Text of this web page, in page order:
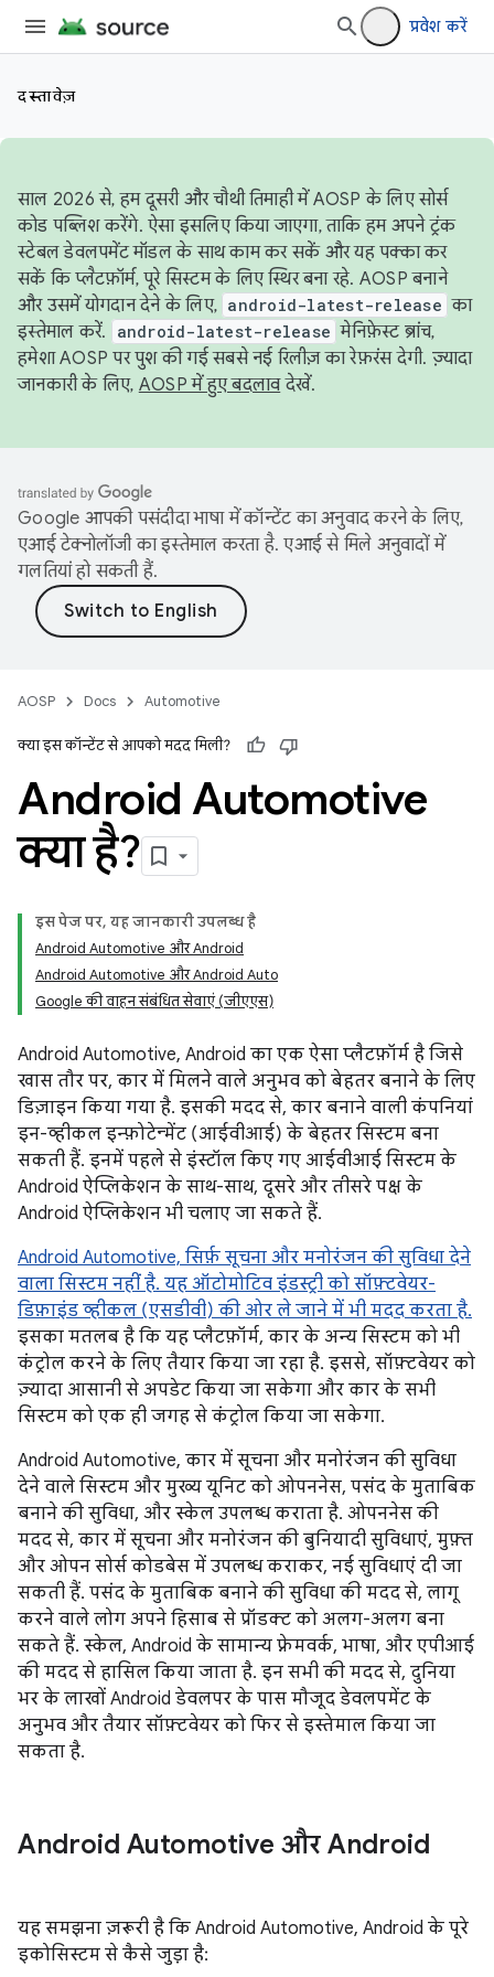
प्रवेश करें
दस्तावेज़
साल 2026 से, हम दूसरी और चौथी तिमाही में AOSP के लिए सोर्स
कोड पब्लिश करेंगे. ऐसा इसलिए किया जाएगा, ताकि हम अपने ट्रंक
स्टेबल डेवलपमेंट मॉडल के साथ काम कर सकें और यह पक्का कर
सकें कि प्लैटफ़ॉर्म, पूरे सिस्टम के लिए स्थिर बना रहे. AOSP बनाने
और उसमें योगदान देने के लिए, android-latest-release का
इस्तेमाल करें.
android-latest-release मेनिफ़ेस्ट ब्रांच,
हमेशा AOSP पर पुश की गई सबसे नई रिलीज़ का रेफ़रंस देगी. ज़्यादा
जानकारी के लिए, AOSP में हुए बदलावदेखें.
Google आपकी पसंदीदा भाषा में कॉन्टेंट का अनुवाद करने के लिए,
एआई टेक्नोलॉजी का इस्तेमाल करता है. एआई से मिले अनुवादों में
गलतियां हो सकती हैं.
AOSP Docs Automotive
क्या इस कॉन्टेंट से आपको मदद मिली?
Android Automotive
क्या है?
इस पेज पर, यह जानकारी उपलब्ध है
Android Automotive और Android
Android Automotive और Android Auto
Google की वाहन संबंधित सेवाएं (जीएएस)
Android Automotive, Android का एक ऐसा प्लैटफ़ॉर्म है जिसे
खास तौर पर, कार में मिलने वाले अनुभव को बेहतर बनाने के लिए
डिज़ाइन किया गया है. इसकी मदद से, कार बनाने वाली कंपनियां
इन-व्हीकल इन्फ़ोटेन्मेंट (आईवीआई) के बेहतर सिस्टम बना
सकती हैं. इनमें पहले से इंस्टॉल किए गए आईवीआई सिस्टम के
Android ऐप्लिकेशन के साथ-साथ, दूसरे और तीसरे पक्ष के
Android ऐप्लिकेशन भी चलाए जा सकते हैं.
Android Automotive, सिर्फ़ सूचना और मनोरंजन की सुविधा देने
वाला सिस्टम नहीं है. यह ऑटोमोटिव इंडस्ट्री को सॉफ़्टवेयर-
डिफ़ाइंड व्हीकल (एसडीवी) की ओर ले जाने में भी मदद करता है.
इसका मतलब है कि यह प्लैटफ़ॉर्म, कार के अन्य सिस्टम को भी
कंट्रोल करने के लिए तैयार किया जा रहा है. इससे, सॉफ़्टवेयर को
ज़्यादा आसानी से अपडेट किया जा सकेगा और कार के सभी
सिस्टम को एक ही जगह से कंट्रोल किया जा सकेगा.
Android Automotive, कार में सूचना और मनोरंजन की सुविधा
देने वाले सिस्टम और मुख्य यूनिट को ओपननेस, पसंद के मुताबिक
बनाने की सुविधा, और स्केल उपलब्ध कराता है. ओपननेस की
मदद से, कार में सूचना और मनोरंजन की बुनियादी सुविधाएं, मुफ़्त
और ओपन सोर्स कोडबेस में उपलब्ध कराकर, नई सुविधाएं दी जा
सकती हैं. पसंद के मुताबिक बनाने की सुविधा की मदद से, लागू
करने वाले लोग अपने हिसाब से प्रॉडक्ट को अलग-अलग बना
सकते हैं. स्केल, Android के सामान्य फ़्रेमवर्क, भाषा, और एपीआई
की मदद से हासिल किया जाता है. इन सभी की मदद से, दुनिया
भर के लाखों Android डेवलपर के पास मौजूद डेवलपमेंट के
अनुभव और तैयार सॉफ़्टवेयर को फिर से इस्तेमाल किया जा
सकता है.
Android Automotive और Android
यह समझना ज़रूरी है कि Android Automotive, Android के पूरे
इकोसिस्टम से कैसे जुड़ा है: